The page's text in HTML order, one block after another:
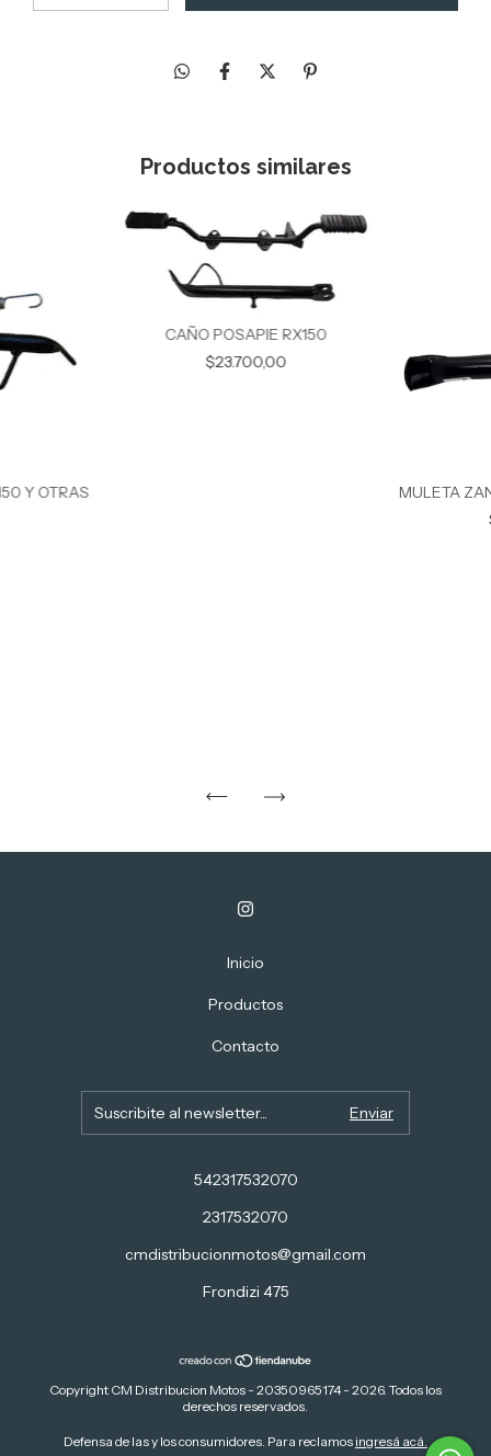
Productos similares
Y OTRAS
CAÑO POSAPIE RX150
$23.700,00
MULETA
Inicio
Productos
Contacto
542317532070
2317532070
cmdistribucionmotos@gmail.com
Frondizi 475
Copyright CM Distribucion Motos - 20350965174 - 2026. Todos los
derechos reservados.
Defensa de las y los consumidores. Para reclamos ingresá acá.